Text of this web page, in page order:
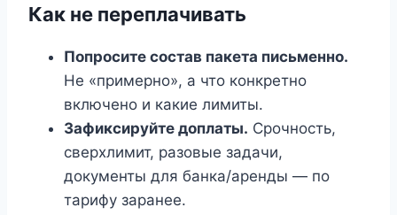
Как не переплачивать
Попросите состав пакета письменно.
Не «примерно», а что конкретно
включено и какие лимиты.
Зафиксируйте доплаты. Срочность,
сверхлимит, разовые задачи,
документы для банка/аренды — по
тарифу заранее.